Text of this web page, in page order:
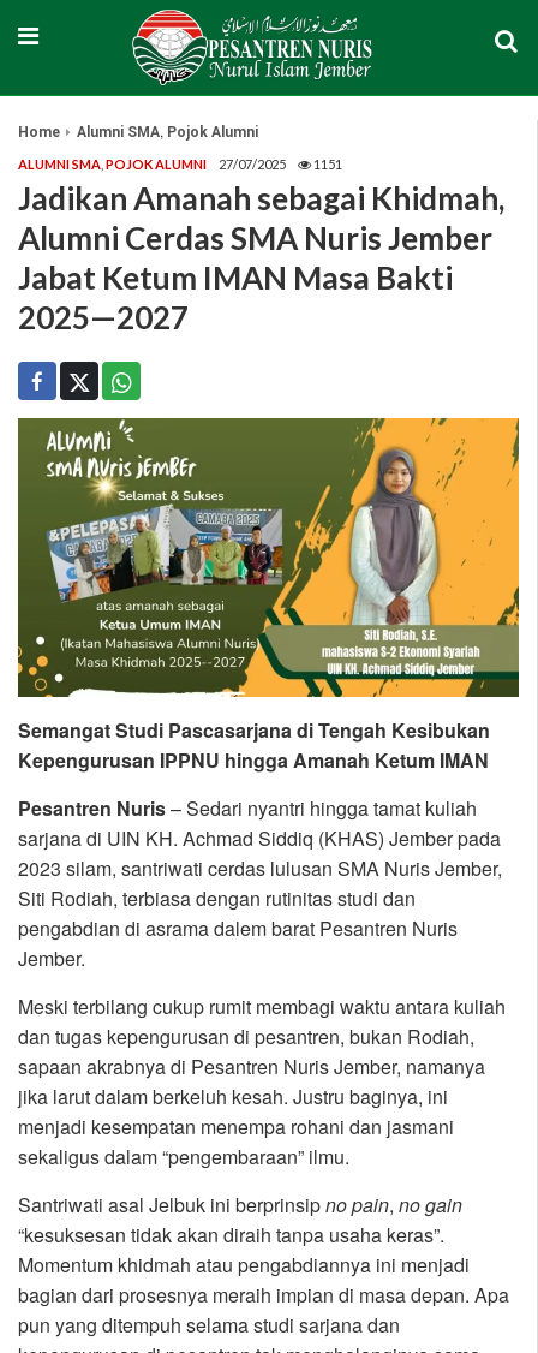
Home Alumni SMA, Pojok Alumni
ALUMNI SMA POJOK ALUMNI 27/07/2025 1151
Jadikan Amanah sebagai Khidmah,
Alumni Cerdas SMA Nuris Jember
Jabat Ketum IMAN Masa Bakti
2025—2027
Semangat Studi Pascasarjana di Tengah Kesibukan
Kepengurusan IPPNU hingga Amanah Ketum IMAN
Pesantren Nuris– Sedari nyantri hingga tamat kuliah
sarjana di UIN KH. Achmad Siddiq (KHAS) Jember pada
2023 silam, santriwati cerdas lulusan SMA Nuris Jember,
Siti Rodiah, terbiasa dengan rutinitas studi dan
pengabdian di asrama dalem barat Pesantren Nuris
Jember.
Meski terbilang cukup rumit membagi waktu antara kuliah
dan tugas kepengurusan di pesantren, bukan Rodiah,
sapaan akrabnya di Pesantren Nuris Jember, namanya
jika larut dalam berkeluh kesah. Justru baginya, ini
menjadi kesempatan menempa rohani dan jasmani
sekaligus dalam “pengembaraan” ilmu.
Santriwati asal Jelbuk ini berprinsipnopain, nogain
“kesuksesan tidak akan diraih tanpa usaha keras”.
Momentum khidmah atau pengabdiannya ini menjadi
bagian dari prosesnya meraih impian di masa depan. Apa
pun yang ditempuh selama studi sarjana dan